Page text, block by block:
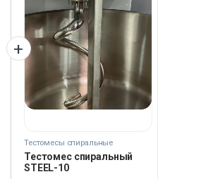
Тестомесы спиральные
Тестомес спиральный
STEEL-10